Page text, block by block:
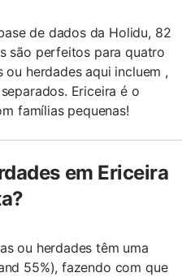
de dados da Holidu, 82
são perfeitos para quatro
ou herdades aqui incluem ,
Ericeira é o
famílias pequenas!
em Ericeira
ou herdades têm uma
55%), fazendo com que